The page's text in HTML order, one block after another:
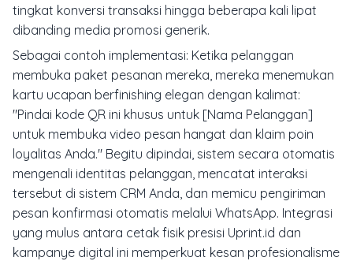
tingkat konversi transaksi hingga beberapa kali lipat
dibanding media promosi generik.
Sebagai contoh implementasi: Ketika pelanggan
membuka paket pesanan mereka, mereka menemukan
kartu ucapan berfinishing elegan dengan kalimat:
"Pindai kode QR ini khusus untuk [Nama Pelanggan]
untuk membuka video pesan hangat dan klaim poin
loyalitas Anda." Begitu dipindai, sistem secara otomatis
mengenali identitas pelanggan, mencatat interaksi
tersebut di sistem CRM Anda, dan memicu pengiriman
pesan konfirmasi otomatis melalui WhatsApp. Integrasi
yang mulus antara cetak fisik presisi Uprint.id dan
kampanye digital ini memperkuat kesan profesionalisme